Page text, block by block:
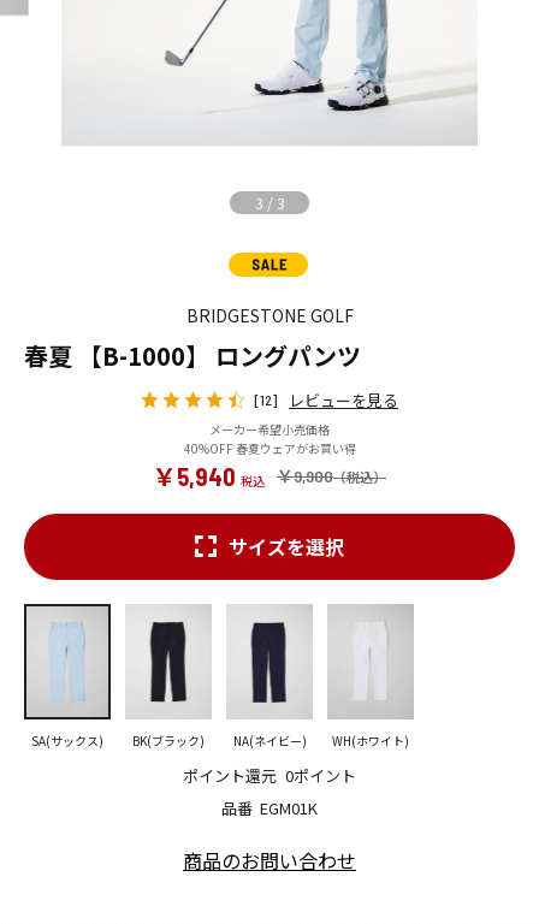
3 / 3
BRIDGESTONE GOLF
春夏 【B-1000】 ロングパンツ
[12] レビューを見る
メーカー希望小売価格
40%OFF 春夏ウェアがお買い得
￥9,900
￥5,940
品番 EGM01K
ポイント還元 0ポイント
サイズを選択
SA(サックス) BK(ブラック) NA(ネイビー) WH(ホワイト)
商品のお問い合わせ